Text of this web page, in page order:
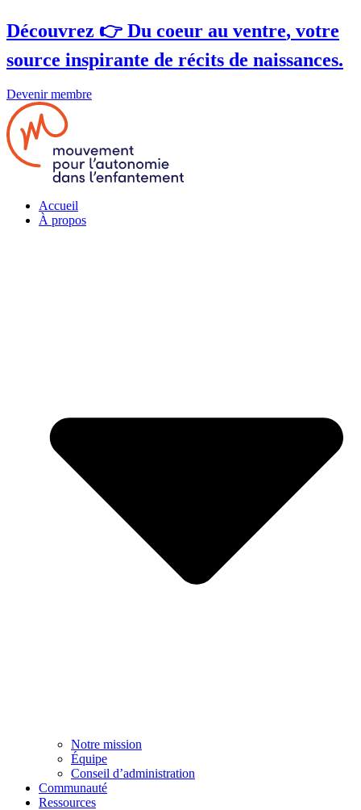
Aller
au
Découvrez 👉 Du coeur au ventre, votre
source inspirante de récits de naissances.
Devenir membre
Accueil
À propos
Notre mission
Équipe
Conseil d’administration
Communauté
Ressources